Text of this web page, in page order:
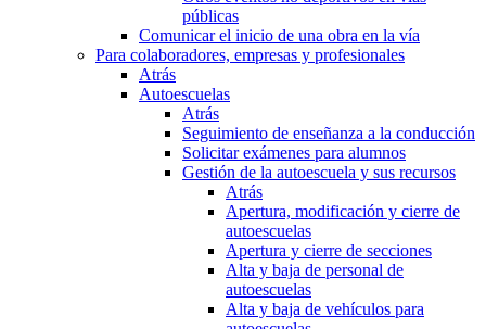
públicas
Comunicar el inicio de una obra en la vía
Para colaboradores, empresas y profesionales
Atrás
Autoescuelas
Atrás
Seguimiento de enseñanza a la conducción
Solicitar exámenes para alumnos
Gestión de la autoescuela y sus recursos
Atrás
Apertura, modificación y cierre de
autoescuelas
Apertura y cierre de secciones
Alta y baja de personal de
autoescuelas
Alta y baja de vehículos para